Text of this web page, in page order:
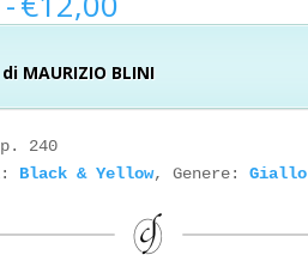
di
prezzo:
da
€5,00
€12,00
di MAURIZIO BLINI
240
Black & Yellow, Genere: Giallo